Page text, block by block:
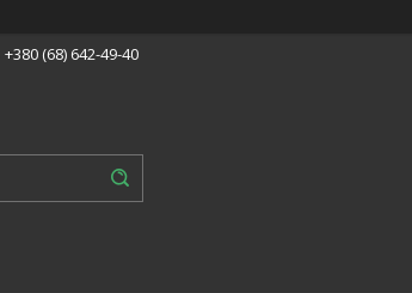
+380 (68) 642-49-40